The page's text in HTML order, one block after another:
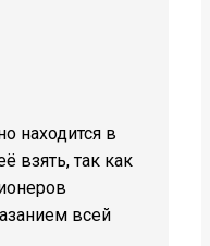
находится в
взять, так как
всей